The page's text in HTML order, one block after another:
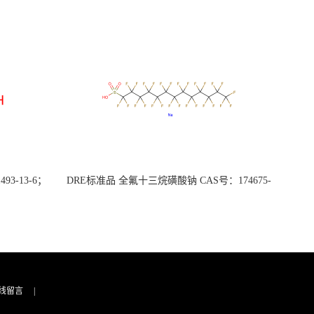
13-6；
DRE标准品 全氟十三烷磺酸钠 CAS号：174675-
留言 |